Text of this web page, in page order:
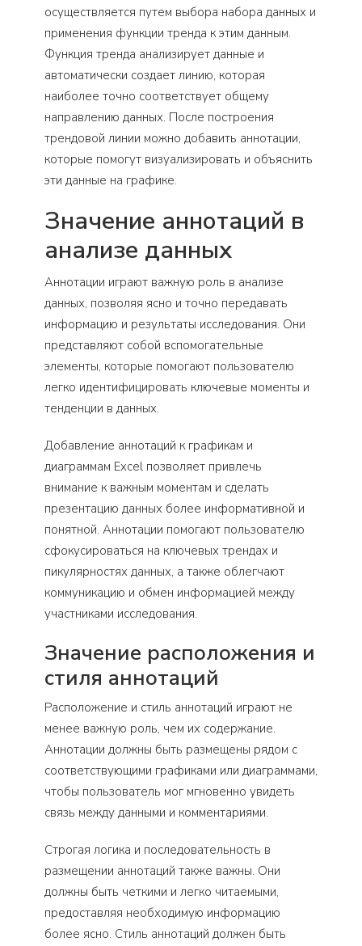
осуществляется путем выбора набора данных и
применения функции тренда к этим данным.
Функция тренда анализирует данные и
автоматически создает линию, которая
наиболее точно соответствует общему
направлению данных. После построения
трендовой линии можно добавить аннотации,
которые помогут визуализировать и объяснить
эти данные на графике.
Значение аннотаций в
анализе данных
Аннотации играют важную роль в анализе
данных, позволяя ясно и точно передавать
информацию и результаты исследования. Они
представляют собой вспомогательные
элементы, которые помогают пользователю
легко идентифицировать ключевые моменты и
тенденции в данных.
Добавление аннотаций к графикам и
диаграммам Excel позволяет привлечь
внимание к важным моментам и сделать
презентацию данных более информативной и
понятной. Аннотации помогают пользователю
сфокусироваться на ключевых трендах и
пикулярностях данных, а также облегчают
коммуникацию и обмен информацией между
участниками исследования.
Значение расположения и
стиля аннотаций
Расположение и стиль аннотаций играют не
менее важную роль, чем их содержание.
Аннотации должны быть размещены рядом с
соответствующими графиками или диаграммами,
чтобы пользователь мог мгновенно увидеть
связь между данными и комментариями.
Строгая логика и последовательность в
размещении аннотаций также важны. Они
должны быть четкими и легко читаемыми,
предоставляя необходимую информацию
более ясно. Стиль аннотаций должен быть